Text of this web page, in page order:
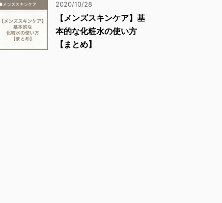
2020/10/28
【メンズスキンケア】基
本的な化粧水の使い方
【まとめ】